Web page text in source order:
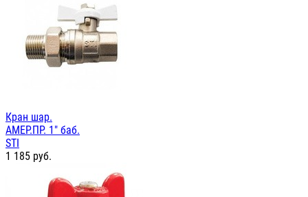
Кран шар.
АМЕР.ПР. 1" баб.
STI
1 185 руб.